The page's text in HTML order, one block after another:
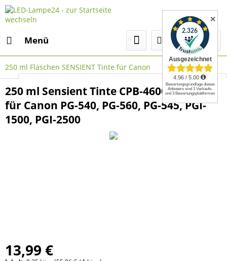
Menü
Select Language▼
250 ml Flaschen SENSIENT Tinte für Canon
250 ml Sensient Tinte CPB-4600 schwarz
für Canon PG-540, PG-560, PG-545, PGI-
1500, PGI-2500
13,99 €
✕